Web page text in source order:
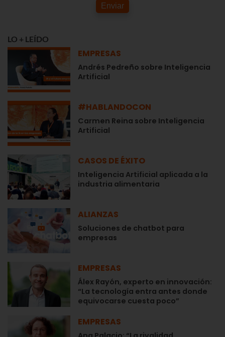
Enviar
LO + LEÍDO
EMPRESAS
Andrés Pedreño sobre Inteligencia
Artificial
#HABLANDOCON
Carmen Reina sobre Inteligencia
Artificial
CASOS DE ÉXITO
Inteligencia Artificial aplicada a la
industria alimentaria
ALIANZAS
Soluciones de chatbot para
empresas
EMPRESAS
Álex Rayón, experto en innovación:
“La tecnología entra antes donde
equivocarse cuesta poco”
EMPRESAS